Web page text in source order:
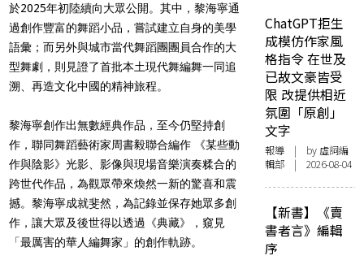
於2025年初陸續向大眾公開。其中，黎海寧通
過創作豐富的舞蹈小品，嘗試建立自身的美學
語彙；而另外與城市當代舞蹈團團員合作的大
型舞劇，則見證了首批本土現代舞編舞一同追
溯、再造文化中國的精神旅程。
黎海寧創作出無數經典作品，至今仍堅持創
作，聯同舞蹈藝術家周書毅聯合編作 《某些動
作與陰影》光影、影像與現場音樂演奏糅合的
跨世代作品，為觀眾帶來煥然一新的驚喜和震
撼。黎海寧成就斐然，為記錄並保存她眾多創
作，讓大眾及後世得以透過《典藏》，窺見
「最厲害的華人編舞家」的創作軌跡。
ChatGPT拒生
成模仿作家風
格指令 在世及
已故文豪皆受
限 改提供相近
氛圍「原創」
文字
報導 | by 虛詞編
輯部 | 2026-08-04
【新書】《賣
書者言》編輯
序